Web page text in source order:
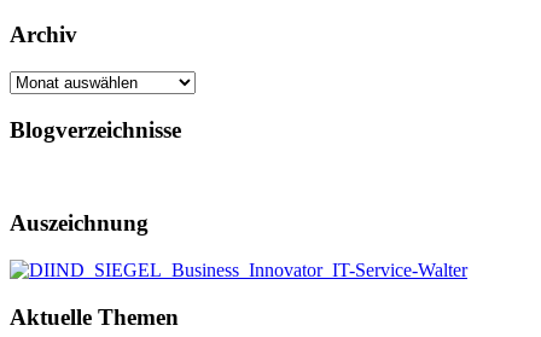
Archiv
Archiv
Blogverzeichnisse
Auszeichnung
Aktuelle Themen